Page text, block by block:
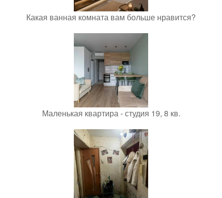
Какая ванная комната вам больше нравится?
Маленькая квартира - студия 19, 8 кв.